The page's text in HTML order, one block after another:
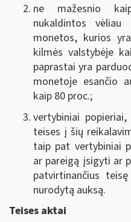
ne mažesnio
nukaldintos
monetos, kurios
kilmės valstybėje
paprastai yra
monetoje esančio
kaip 80 proc.;
vertybiniai
teises į šių
taip pat vertybiniai
ar pareigą įsigyti ar
patvirtinančius
nurodytą auksą.
Teises aktai